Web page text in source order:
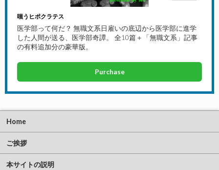
嗤うヒポクラテス
医学部って何だ？ 無職文系日雇いの底辺から医学部に進学
した人間が送る、医学部奇譚。 全10篇＋「無職文系」記事
の有料追加分の豪華版。
Purchase
Home
ご挨拶
本サイトの説明